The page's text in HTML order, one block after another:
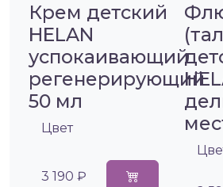
Крем детский
HELAN
успокаивающий
регенерирующий
50 мл
Цвет
3 190 ₽